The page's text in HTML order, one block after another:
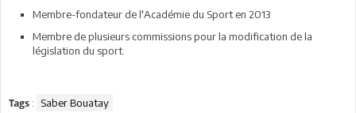
Membre-fondateur de l'Académie du Sport en 2013
Membre de plusieurs commissions pour la modification de la
législation du sport.
Tags : Saber Bouatay